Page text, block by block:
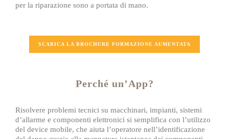
per la riparazione sono a portata di mano.
SCARICA LA BROCHURE FORMAZIONE AUMENTATA
Perché un’App?
Risolvere problemi tecnici su macchinari, impianti, sistemi
d’allarme e componenti elettronici si semplifica con l’utilizzo
del device mobile, che aiuta l’operatore nell’identificazione